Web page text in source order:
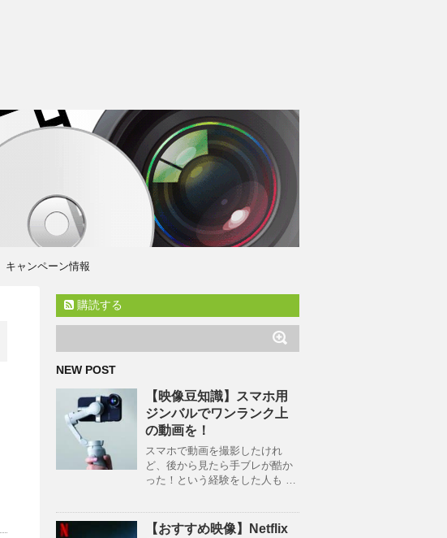
キャンペーン情報
購読する
NEW POST
【映像豆知識】スマホ用
ジンバルでワンランク上
の動画を！
スマホで動画を撮影したけれ
ど、後から見たら手ブレが酷か
った！という経験をした人も …
【おすすめ映像】Netflix